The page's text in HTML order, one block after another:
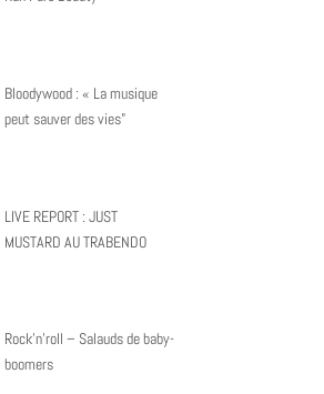
Bloodywood : « La musique
peut sauver des vies”
LIVE REPORT : JUST
MUSTARD AU TRABENDO
Rock’n’roll – Salauds de baby-
boomers